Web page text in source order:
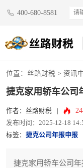
400-680-8581
位置： 丝路财税 > 资讯
捷克家用轿车公司
作者：丝路财税
发布时间：2025-12-18
标签： 捷克公司年报申报
捷克家用轿车公司年